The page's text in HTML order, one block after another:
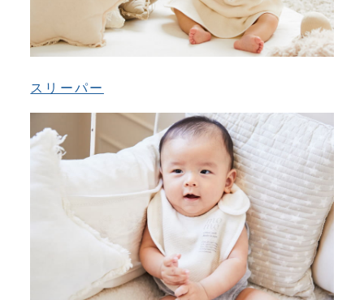
スリーパー